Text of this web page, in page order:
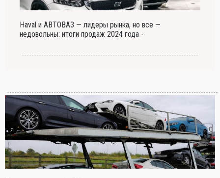
Haval и АВТОВАЗ — лидеры рынка, но все —
недовольны: итоги продаж 2024 года -